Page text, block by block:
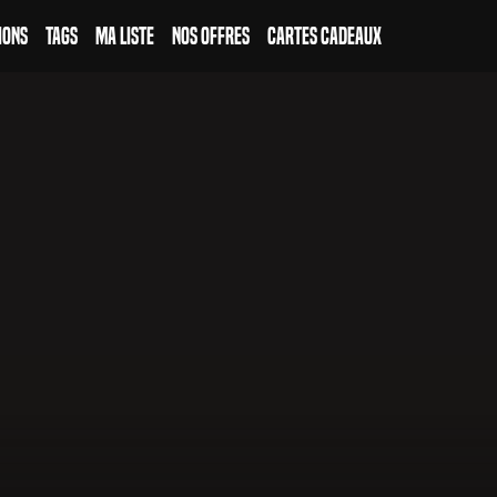
Tags Ma Liste Nos Offres Cartes Cadeaux